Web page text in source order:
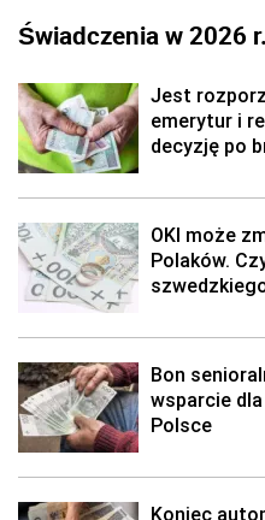
Świadczenia w 2026 r.
Jest
emerytur i
decyzję po
OKI może
Polaków.
Bon
wsparcie
Polsce
Koniec